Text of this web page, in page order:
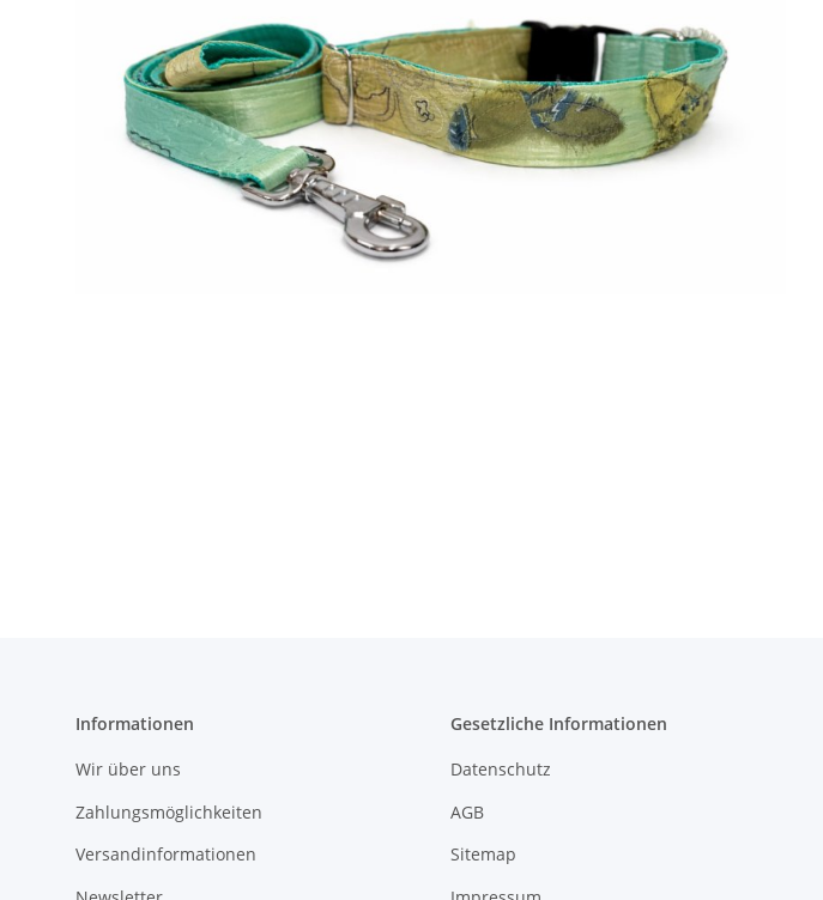
Informationen
Wir über uns
Zahlungsmöglichkeiten
Versandinformationen
Gesetzliche Informationen
Datenschutz
AGB
Sitemap